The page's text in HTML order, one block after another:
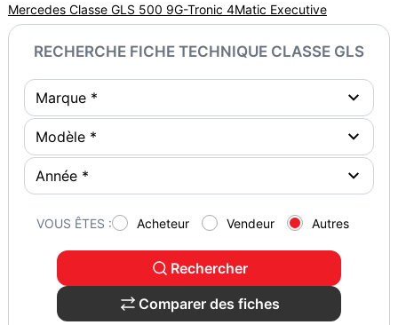
Mercedes Classe GLS 500 9G-Tronic 4Matic Executive
RECHERCHE FICHE TECHNIQUE CLASSE GLS
VOUS ÊTES : Acheteur Vendeur Autres
Rechercher
Comparer des fiches